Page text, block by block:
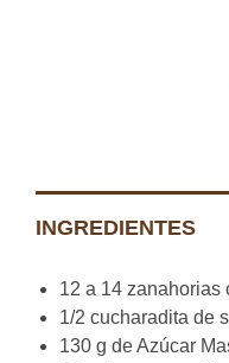
INGREDIENTES
12 a 14 zanahorias
1/2 cucharadita de
130 g de Azúcar